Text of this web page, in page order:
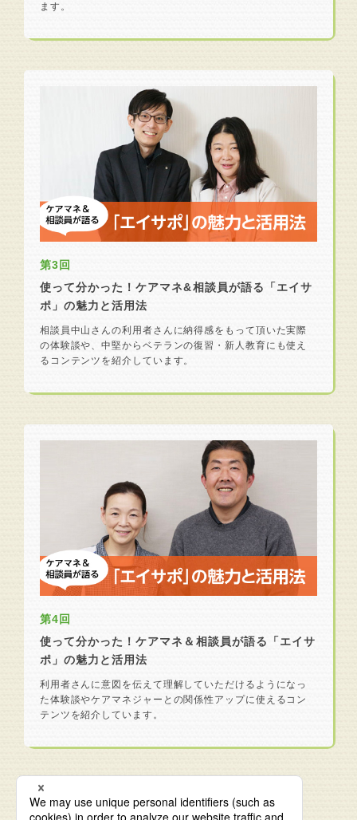
ます。
第3回
使って分かった！ケアマネ&相談員が語る「エイサ
ポ」の魅力と活用法
相談員中山さんの利用者さんに納得感をもって頂いた実際
の体験談や、中堅からベテランの復習・新人教育にも使え
るコンテンツを紹介しています。
第4回
使って分かった！ケアマネ＆相談員が語る「エイサ
ポ」の魅力と活用法
利用者さんに意図を伝えて理解していただけるようになっ
た体験談やケアマネジャーとの関係性アップに使えるコン
テンツを紹介しています。